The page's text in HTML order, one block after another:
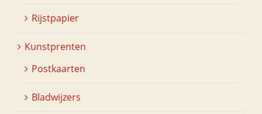
Rijstpapier
Kunstprenten
Postkaarten
Bladwijzers